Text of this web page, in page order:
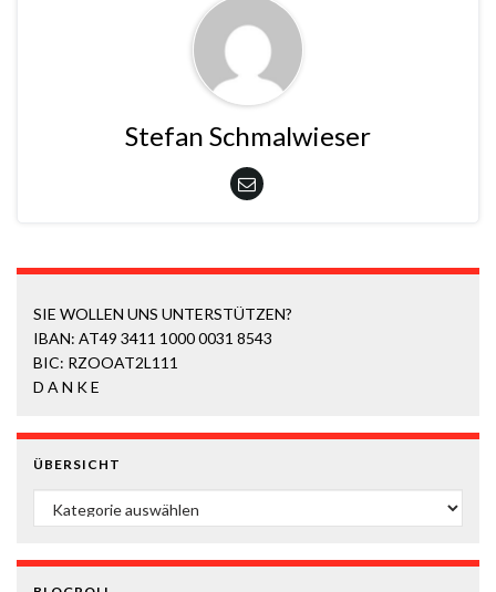
Stefan Schmalwieser
SIE WOLLEN UNS UNTERSTÜTZEN?
IBAN: AT49 3411 1000 0031 8543
BIC: RZOOAT2L111
D A N K E
ÜBERSICHT
ÜBERSICHT